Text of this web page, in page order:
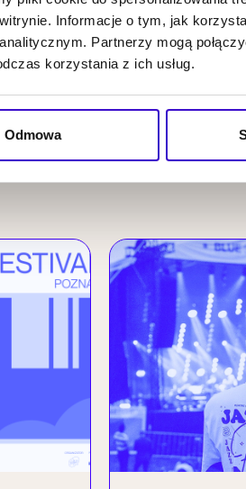
Informacje o tym, jak
Partnerzy mogą
korzystania z ich usług.
Odmowa